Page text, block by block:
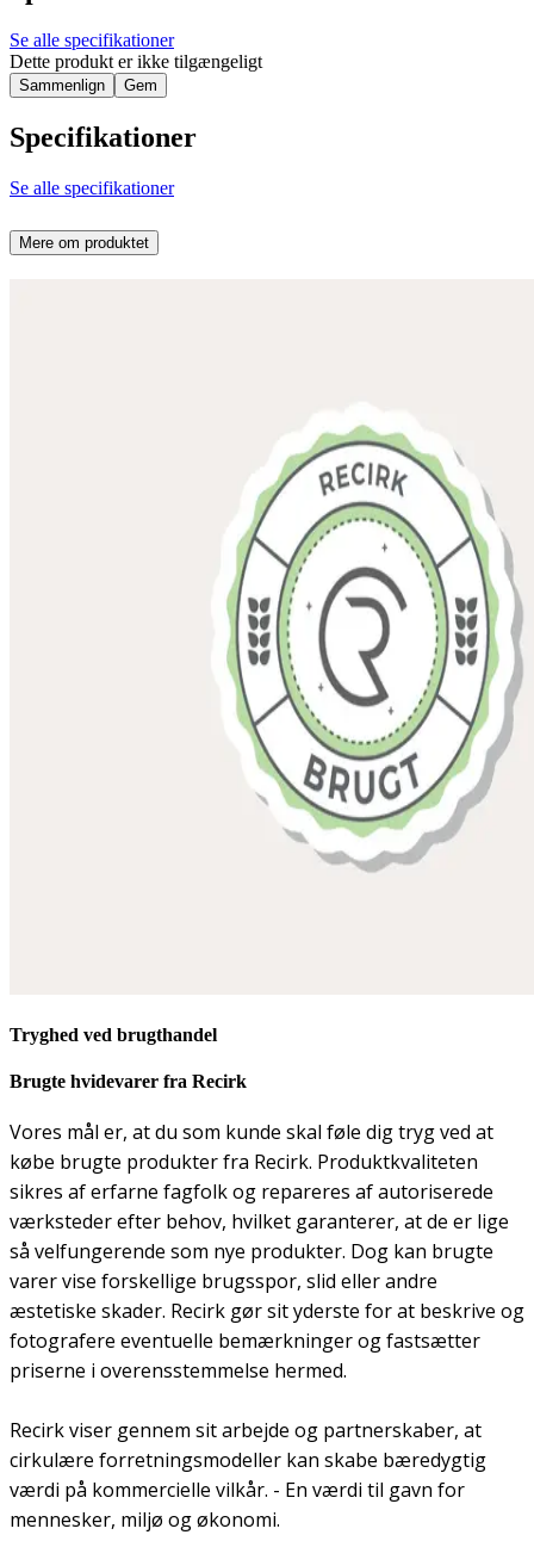
Se alle specifikationer
Dette produkt er ikke tilgængeligt
Sammenlign Gem
Specifikationer
Se alle specifikationer
Mere om produktet
Tryghed ved brugthandel
Brugte hvidevarer fra Recirk
Vores mål er, at du som kunde skal føle dig tryg ved at
købe brugte produkter fra Recirk. Produktkvaliteten
sikres af erfarne fagfolk og repareres af autoriserede
værksteder efter behov, hvilket garanterer, at de er lige
så velfungerende som nye produkter. Dog kan brugte
varer vise forskellige brugsspor, slid eller andre
æstetiske skader. Recirk gør sit yderste for at beskrive og
fotografere eventuelle bemærkninger og fastsætter
priserne i overensstemmelse hermed.
Recirk viser gennem sit arbejde og partnerskaber, at
cirkulære forretningsmodeller kan skabe bæredygtig
værdi på kommercielle vilkår. - En værdi til gavn for
mennesker, miljø og økonomi.